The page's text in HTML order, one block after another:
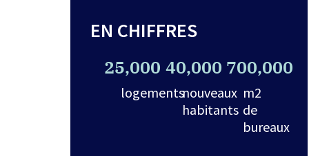
EN CHIFFRES
25,000
logements
40,000
nouveaux
habitants
700,000
m2
de
bureaux